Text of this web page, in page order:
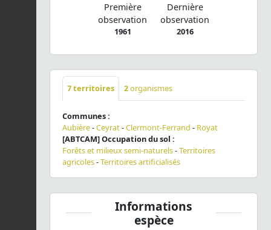
Première
observation
1961
Dernière
observation
2016
7territoires 2organismes
Communes :
Aubière-Ceyrat-Clermont-Ferrand - Royat
[ABTCAM] Occupation du sol :
Forêts et milieux semi-naturels-Territoires
agricoles-Territoires artificialisés
Informations
espèce